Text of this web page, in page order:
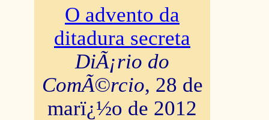
O advento da
ditadura secreta
DiÃ¡rio do
ComÃ©rcio, 28 de
marï¿½o de 2012